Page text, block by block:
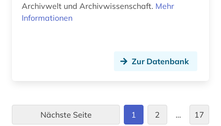
halle (1)
Archivwelt und Archivwissenschaft. Mehr
Informationen
Zur Datenbank
Nächste Seite 1 2 … 17